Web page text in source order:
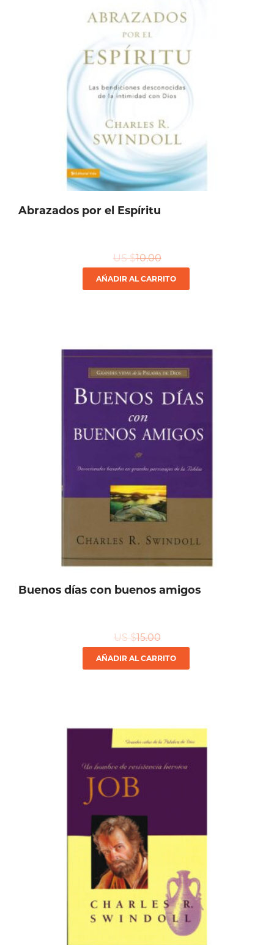
Abrazados por el Espíritu
US $10.00
AÑADIR AL CARRITO
Buenos días con buenos amigos
US $15.00
AÑADIR AL CARRITO